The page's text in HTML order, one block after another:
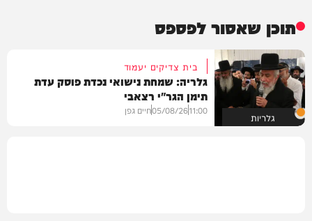
תוכן שאסור לפספס
גלריות
בית צדיקים יעמוד
גלריה: שמחת נישואי נכדת פוסק עדת
תימן הגר"י רצאבי
11:00
05/08/26חיים גפן